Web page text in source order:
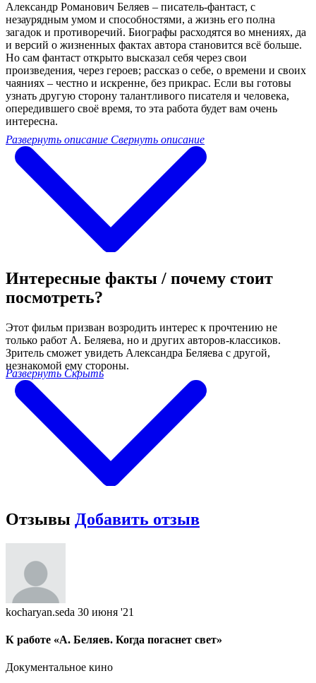
Александр Романович Беляев – писатель-фантаст, с
незаурядным умом и способностями, а жизнь его полна
загадок и противоречий. Биографы расходятся во мнениях, да
и версий о жизненных фактах автора становится всё больше.
Но сам фантаст открыто высказал себя через свои
произведения, через героев; рассказ о себе, о времени и своих
чаяниях – честно и искренне, без прикрас. Если вы готовы
узнать другую сторону талантливого писателя и человека,
опередившего своё время, то эта работа будет вам очень
интересна.
Развернуть описание Свернуть описание
Интересные факты / почему стоит
посмотреть?
Этот фильм призван возродить интерес к прочтению не
только работ А. Беляева, но и других авторов-классиков.
Зритель сможет увидеть Александра Беляева с другой,
незнакомой ему стороны.
Развернуть Скрыть
Отзывы Добавить отзыв
kocharyan.seda 30 июня '21
К работе «А. Беляев. Когда погаснет свет»
Документальное кино